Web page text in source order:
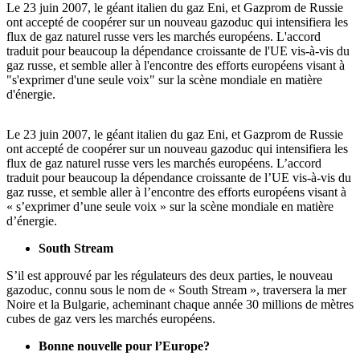
Le 23 juin 2007, le géant italien du gaz Eni, et Gazprom de Russie
ont accepté de coopérer sur un nouveau gazoduc qui intensifiera les
flux de gaz naturel russe vers les marchés européens. L'accord
traduit pour beaucoup la dépendance croissante de l'UE vis-à-vis du
gaz russe, et semble aller à l'encontre des efforts européens visant à
"s'exprimer d'une seule voix" sur la scène mondiale en matière
d'énergie.
Le 23 juin 2007, le géant italien du gaz Eni, et Gazprom de Russie
ont accepté de coopérer sur un nouveau gazoduc qui intensifiera les
flux de gaz naturel russe vers les marchés européens. L’accord
traduit pour beaucoup la dépendance croissante de l’UE vis-à-vis du
gaz russe, et semble aller à l’encontre des efforts européens visant à
« s’exprimer d’une seule voix » sur la scène mondiale en matière
d’énergie.
South Stream
S’il est approuvé par les régulateurs des deux parties, le nouveau
gazoduc, connu sous le nom de « South Stream », traversera la mer
Noire et la Bulgarie, acheminant chaque année 30 millions de mètres
cubes de gaz vers les marchés européens.
Bonne nouvelle pour l’Europe?